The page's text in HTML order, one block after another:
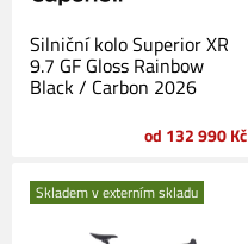
Silniční kolo Superior XR
9.7 GF Gloss Rainbow
Black / Carbon 2026
od 132 990 Kč
Skladem v externím skladu